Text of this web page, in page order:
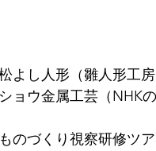
よし人形（雛人形工房
ョウ金属工芸（NHK
のづくり視察研修ツ